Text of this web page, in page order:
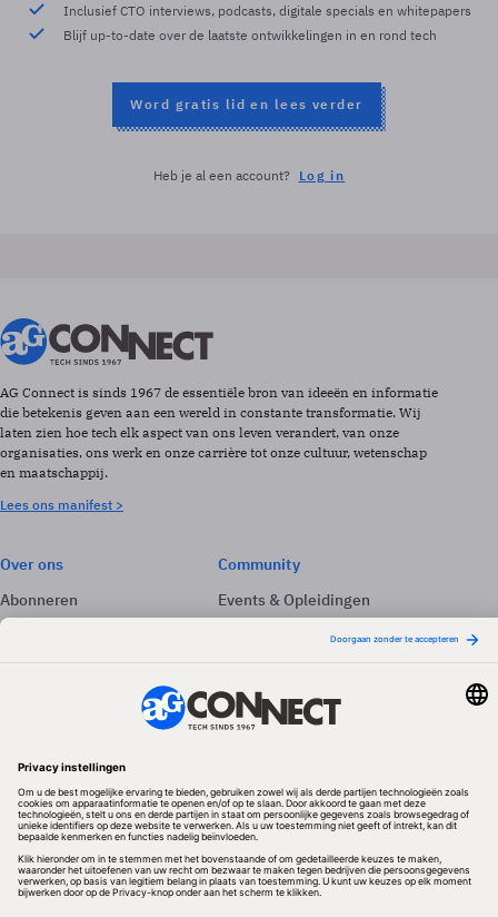
Inclusief CTO interviews, podcasts, digitale specials en whitepapers
Blijf up-to-date over de laatste ontwikkelingen in en rond tech
Word gratis lid en lees verder
Heb je al een account? Log in
AG Connect is sinds 1967 de essentiële bron van ideeën en informatie
die betekenis geven aan een wereld in constante transformatie. Wij
laten zien hoe tech elk aspect van ons leven verandert, van onze
organisaties, ons werk en onze carrière tot onze cultuur, wetenschap
en maatschappij.
Lees ons manifest >
Over ons
Abonneren
Adverteren
Community
Events & Opleidingen
Nieuwsbrieven
Volg ons
Redactionele partner